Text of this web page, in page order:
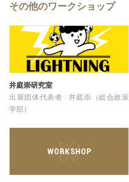
その他のワークショップ
井庭崇研究室
出展団体代表者 : 井庭崇（総合政策
学部）